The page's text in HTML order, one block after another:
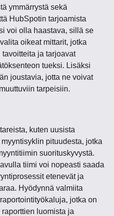
ymmärrystä sekä
HubSpotin tarjoamista
voi olla haastava, sillä se
oikeat mittarit, jotka
ja tarjoavat
tueksi. Lisäksi
joustavia, jotta ne voivat
tarpeisiin.
kuten uusista
pituudesta, jotka
suorituskyvystä.
tiimi voi nopeasti saada
etenevät ja
Hyödynnä valmiita
jotka on
luomista ja